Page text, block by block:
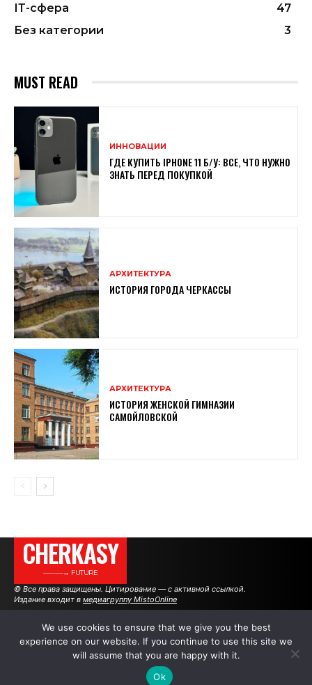
ІТ-сфера
47
Без категории
3
MUST READ
ИННОВАЦИИ
ГДЕ КУПИТЬ IPHONE 11 Б/У: ВСЕ, ЧТО НУЖНО
ЗНАТЬ ПЕРЕД ПОКУПКОЙ
АРХИТЕКТУРА
ИСТОРИЯ ГОРОДА ЧЕРКАССЫ
АРХИТЕКТУРА
ИСТОРИЯ ЖЕНСКОЙ ГИМНАЗИИ
САМОЙЛОВСКОЙ
CHERKASY
———→ FUTURE
© Все права защищены. Цитирование — с активной ссылкой.
Издание входит в медиагруппу MistoOnline
АВТОРЫ РЕКЛАМА НА САЙТЕ
We use cookies to ensure that we give you the best
experience on our website. If you continue to use this site we
will assume that you are happy with it.
Ok